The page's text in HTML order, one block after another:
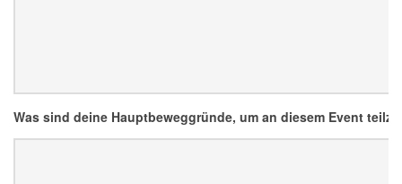
Was sind deine Hauptbeweggründe, um an diesem Event